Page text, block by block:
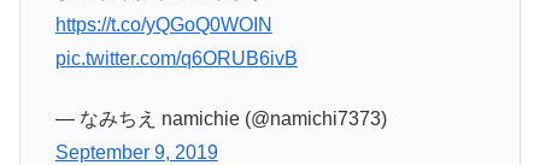
https://t.co/yQGoQ0WOIN
pic.twitter.com/q6ORUB6ivB
— なみちえ namichie (@namichi7373)
September 9, 2019